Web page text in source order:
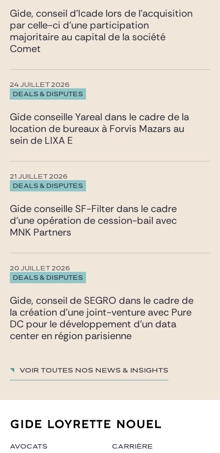
Gide, conseil d’Icade lors de l’acquisition
par celle-ci d’une participation
majoritaire au capital de la société
Comet
DEALS & DISPUTES
24 JUILLET 2026
Gide conseille Yareal dans le cadre de la
location de bureaux à Forvis Mazars au
sein de LIXA E
DEALS & DISPUTES
21 JUILLET 2026
Gide conseille SF-Filter dans le cadre
d’une opération de cession-bail avec
MNK Partners
DEALS & DISPUTES
20 JUILLET 2026
Gide, conseil de SEGRO dans le cadre de
la création d’une joint-venture avec Pure
DC pour le développement d’un data
center en région parisienne
Voir toutes nos News & insights
AVOCATS CARRIÈRE